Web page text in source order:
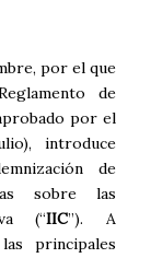
por el que
de
por el
introduce
de
sobre las
(“IIC”). A
principales